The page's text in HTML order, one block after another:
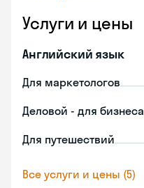
Услуги и цены
Английский язык
Для маркетологов
Деловой - для бизнеса
Для путешествий
Все услуги и цены (5)